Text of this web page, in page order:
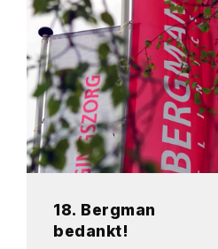
18. Bergman
bedankt!